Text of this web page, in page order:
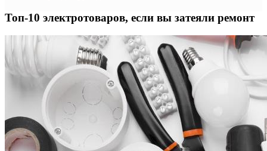
Топ-10 электротоваров, если вы затеяли ремонт